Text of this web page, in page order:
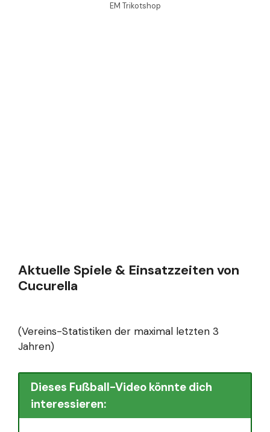
EM Trikotshop
Aktuelle Spiele & Einsatzzeiten von
Cucurella
(Vereins-Statistiken der maximal letzten 3
Jahren)
Dieses Fußball-Video könnte dich
interessieren: